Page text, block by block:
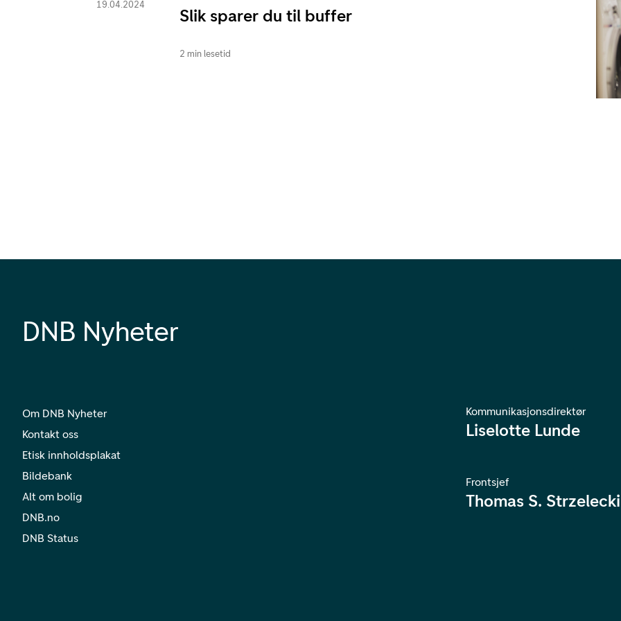
Slik sparer du til buffer
2 min lesetid
19.04.2024
DNB Nyheter
Om DNB Nyheter
Kontakt oss
Etisk innholdsplakat
Bildebank
Alt om bolig
DNB.no
DNB Status
Kommunikasjonsdirektør
Liselotte Lunde
Frontsjef
Thomas S. Strzelecki